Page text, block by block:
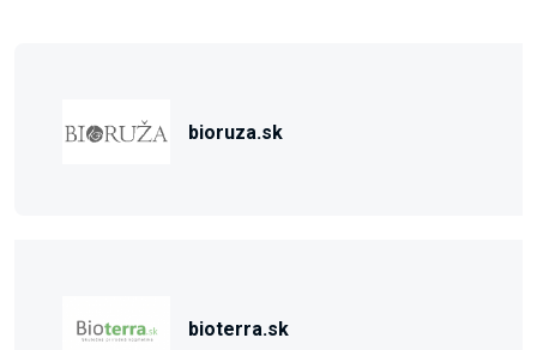
bioruza.sk
bioterra.sk